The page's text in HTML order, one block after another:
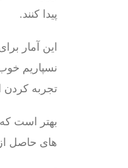
پیدا کنند.
این آمار
نسپاریم
تجربه کردن
بهتر است
های حاصل